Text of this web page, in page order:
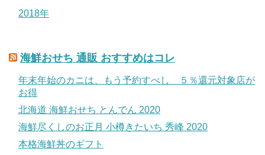
2018年
海鮮おせち 通販 おすすめはコレ
年末年始のカニは、もう予約すべし ５％還元対象店が
お得
北海道 海鮮おせち とんでん 2020
海鮮尽くしのお正月 小樽きたいち 秀峰 2020
本格海鮮丼のギフト